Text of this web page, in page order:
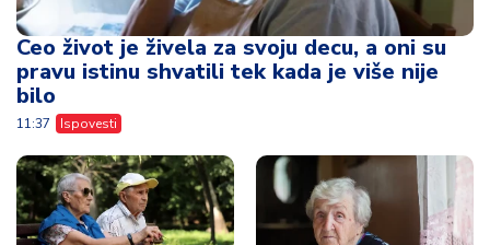
Godinama je
negovala
nepokretnog muža
kod kuće - posle
njegove smrti
priznala je šta ju je
najviše bolelo
Godinama nije
500.000 dolara
pojavio se sa
cvećem
09:59 Ispovesti